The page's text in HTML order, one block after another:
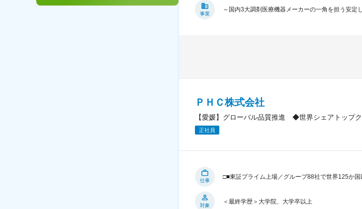
事業
～国内3大調剤医療機器メーカーの一角を担う安
ＰＨＣ株式会社
【愛媛】グローバル品質推進 ◆世界シェアトップ
正社員
仕事
□■東証プライム上場／グループ88社で世界125か
対象
＜最終学歴＞大学院、大学卒以上